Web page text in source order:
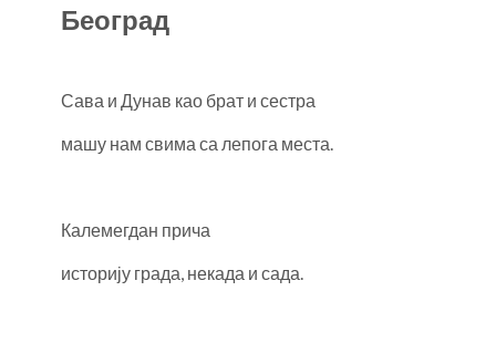
Београд
Сава и Дунав као брат и сестра
машу нам свима са лепога места.
Калемегдан прича
историју града, некада и сада.